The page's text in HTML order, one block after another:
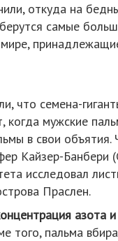
откуда на
самые
что семена-
когда мужские
в свои
Кайзер-
исследовал
Праслен.
азота
того, пальма